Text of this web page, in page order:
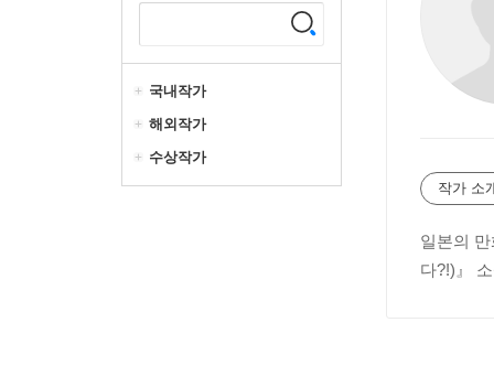
국내작가
해외작가
수상작가
작가 소
일본의
다?!)』